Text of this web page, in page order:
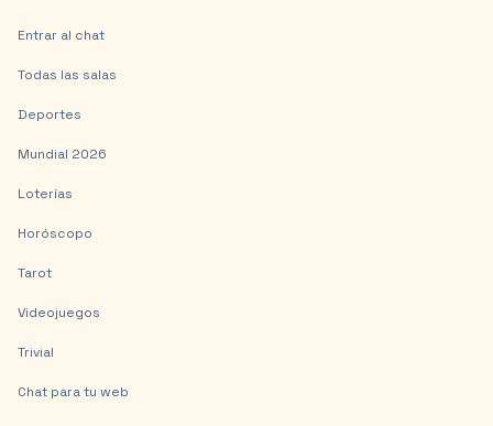
Entrar al chat
Todas las salas
Deportes
Mundial 2026
Loterías
Horóscopo
Tarot
Videojuegos
Trivial
Chat para tu web